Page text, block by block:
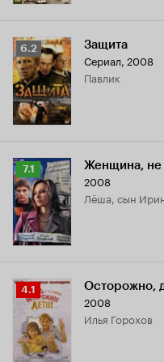
Рейтинг
Кинопоиска
6.2
6.2 Защита
Сериал, 2008
Павлик
Рейтинг
Кинопоиска
7.1
7.1 Женщина, не
2008
Лёша, сын
Рейтинг
Кинопоиска
4.1
4.1 Осторожно,
2008
Илья Горохов